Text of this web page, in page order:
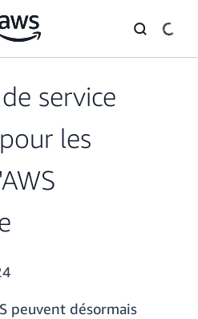
service
les
peuvent désormais